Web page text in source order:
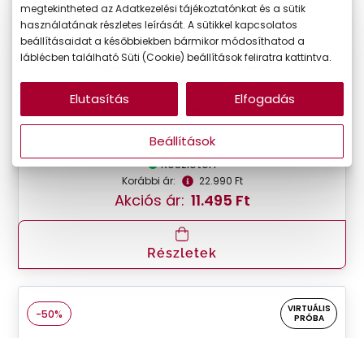
Seen
SNOU5006 VV00
Készleten
Korábbi ár: 22.990 Ft
Akciós ár: 11.495 Ft
Részletek
-50%
VIRTUÁLIS
PRÓBA
megtekintheted az Adatkezelési tájékoztatónkat és a sütik
használatának részletes leírását. A sütikkel kapcsolatos
beállításaidat a későbbiekben bármikor módosíthatod a
láblécben található Süti (Cookie) beállítások feliratra kattintva.
Beállítások
Elutasítás Elfogadás